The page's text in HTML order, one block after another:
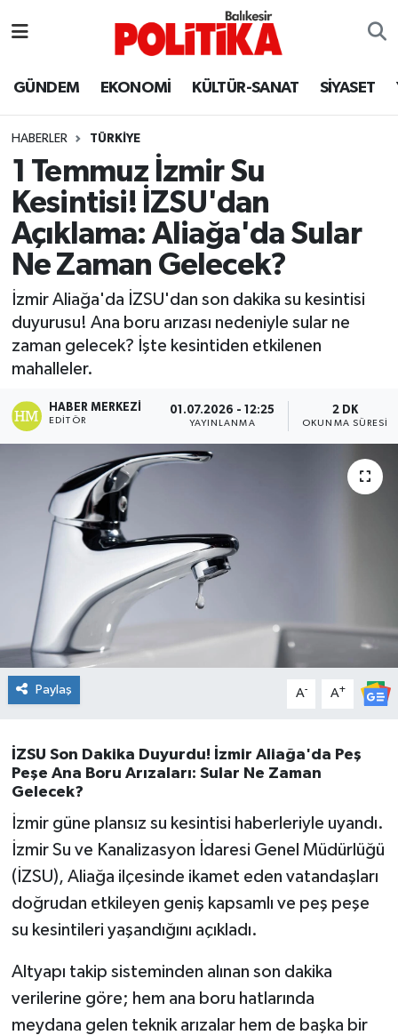
GÜNDEM EKONOMİ KÜLTÜR-SANAT SİYASET
HABERLER TÜRKİYE
1 Temmuz İzmir Su
Kesintisi! İZSU'dan
Açıklama: Aliağa'da Sular
Ne Zaman Gelecek?
İzmir Aliağa'da İZSU'dan son dakika su kesintisi
duyurusu! Ana boru arızası nedeniyle sular ne
zaman gelecek? İşte kesintiden etkilenen
mahalleler.
HABER MERKEZI
EDITÖR
01.07.2026 - 12:25
YAYINLANMA
2 DK
OKUNMA SÜRESI
Paylaş A- A+
İZSU Son Dakika Duyurdu! İzmir Aliağa'da Peş
Peşe Ana Boru Arızaları: Sular Ne Zaman
Gelecek?
İzmir güne plansız su kesintisi haberleriyle uyandı.
İzmir Su ve Kanalizasyon İdaresi Genel Müdürlüğü
(İZSU), Aliağa ilçesinde ikamet eden vatandaşları
doğrudan etkileyen geniş kapsamlı ve peş peşe
su kesintileri yaşandığını açıkladı.
Altyapı takip sisteminden alınan son dakika
verilerine göre; hem ana boru hatlarında
meydana gelen teknik arızalar hem de başka bir
Ayvalık
Balya
Bandırma
Bigadiç
BİYOGRAFİLER
Burhaniye
Dursunbey
Edremit
EĞİTİM
EKONOMİ
Erdek
Gömeç
Gönen
Havran
KENT GÜNDEMİ
Kepsut
KÜLTÜR-SANAT
MAGAZİN
Balıkesir Hava Durumu
Balıkesir Namaz Vakitleri
Balıkesir Trafik Yoğunluk Haritası
Süper Lig Puan Durumu ve Fikstür
Tüm Manşetler
Son Dakika Haberleri